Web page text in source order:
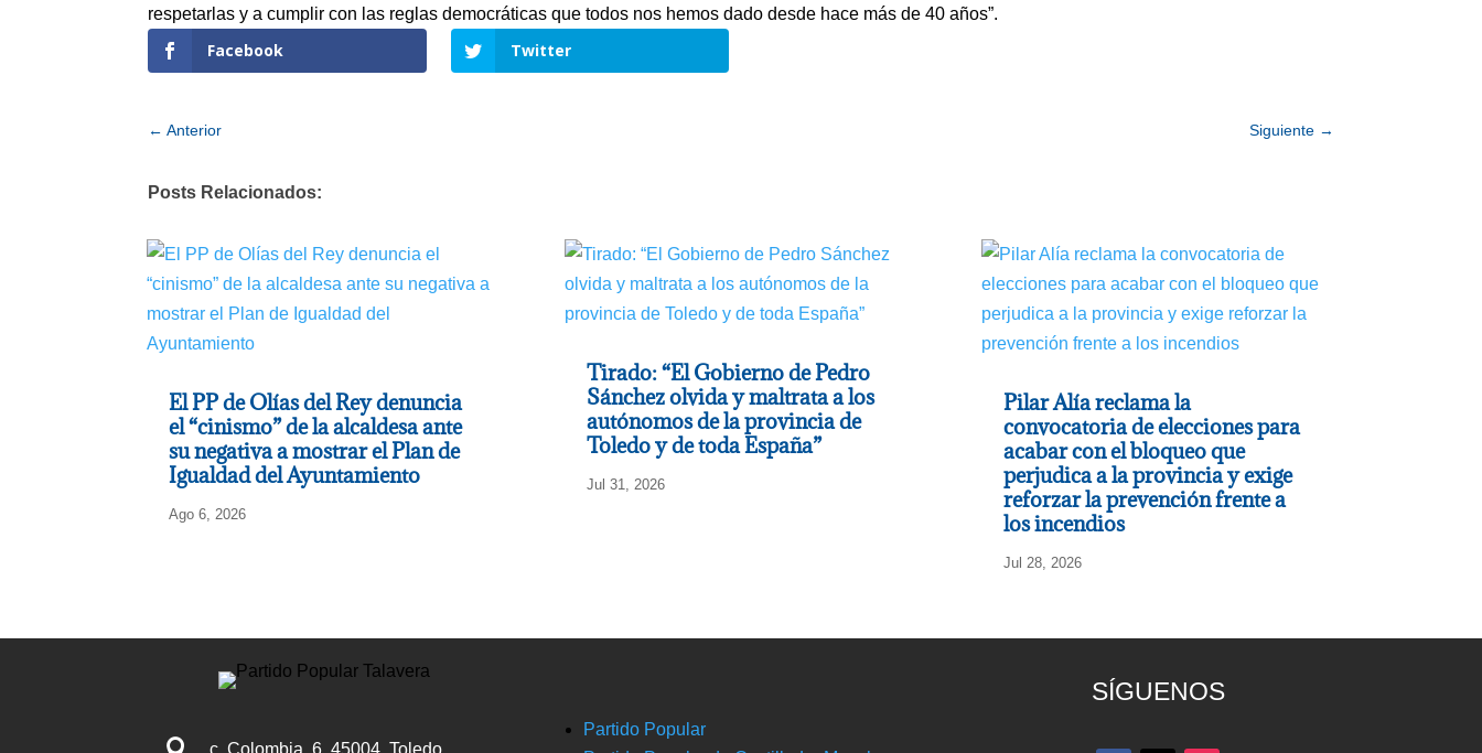
respetarlas y a cumplir con las reglas democráticas que todos nos hemos dado desde hace más de 40 años”.
Facebook Twitter
←Anterior Siguiente→
Posts Relacionados:
El PP de Olías del Rey denuncia
el “cinismo” de la alcaldesa ante
su negativa a mostrar el Plan de
Igualdad del Ayuntamiento
Ago 6, 2026
Tirado: “El Gobierno de Pedro
Sánchez olvida y maltrata a los
autónomos de la provincia de
Toledo y de toda España”
Jul 31, 2026
Pilar Alía reclama la
convocatoria de elecciones para
acabar con el bloqueo que
perjudica a la provincia y exige
reforzar la prevención frente a
los incendios
Jul 28, 2026
Partido Popular
SÍGUENOS